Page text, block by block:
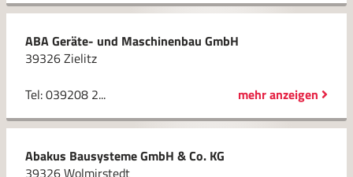
ABA Geräte- und Maschinenbau GmbH
39326 Zielitz
Tel: 039208 2...
mehr anzeigen
Abakus Bausysteme GmbH & Co. KG
39326 Wolmirstedt